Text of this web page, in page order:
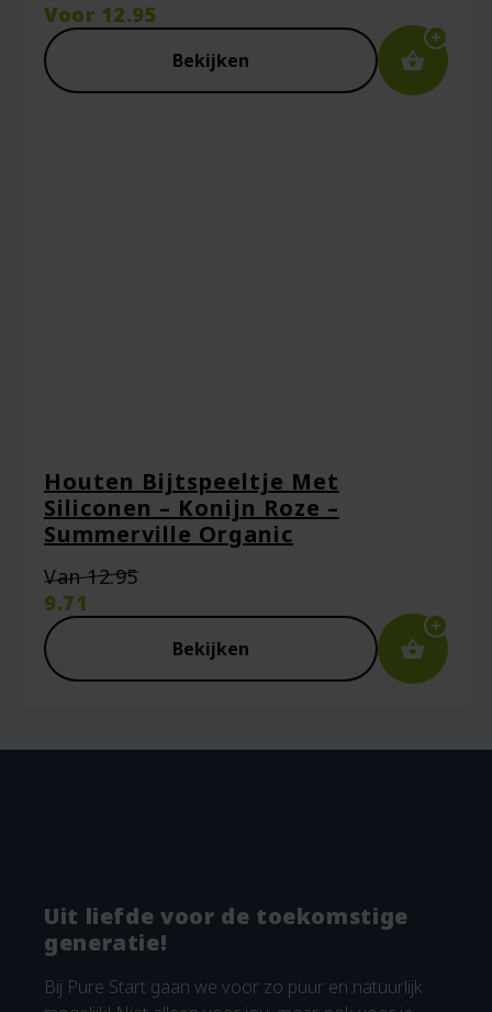
Voor 12.95
Bekijken
Houten Bijtspeeltje Met
Siliconen – Konijn Roze –
Summerville Organic
Van12.95Oorspronkelijke
was:
€12.95.
9.71
Huidige
prijs
is:
€9.71.
Bekijken
Uit liefde voor de toekomstige
generatie!
Bij Pure Start gaan we voor zo puur en natuurlijk